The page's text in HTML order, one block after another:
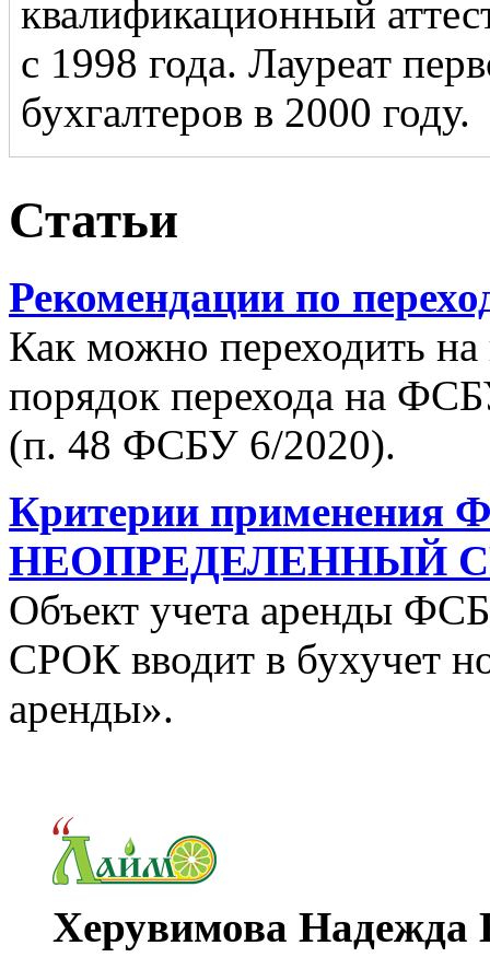
квалификационный
с 1998 года. Лауреат
бухгалтеров в 2000 году.
Статьи
Рекомендации по
Как можно переходить
порядок перехода на
(п. 48 ФСБУ 6/2020).
Критерии применения
НЕОПРЕДЕЛЕННЫЙ
Объект учета аренды
СРОК вводит в бухучет
аренды».
Херувимова Надежда